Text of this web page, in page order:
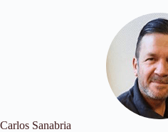
Carlos Sanabria